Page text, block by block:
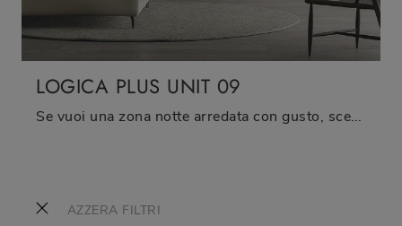
AZZERA FILTRI
LOGICA PLUS UNIT 09
Se vuoi una zona notte arredata con gusto, scegli l'armadio Logica Plus UNIT 09 con ante battenti di Tomasella!